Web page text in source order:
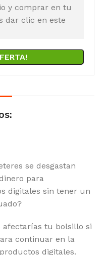
y comprar en tu
dar clic en este
se desgastan
para
digitales sin tener un
afectarías tu bolsillo si
continuar en la
digitales.